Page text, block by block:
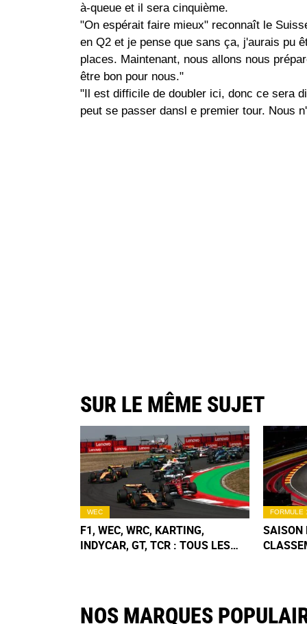
à-queue et il sera cinquième.
"On espérait faire mieux" reconnaît le
en Q2 et je pense que sans ça, j'aurais pu
places. Maintenant, nous allons nous
être bon pour nous."
"Il est difficile de doubler ici, donc ce sera
peut se passer dansl e premier tour. Nous
SUR LE MÊME SUJET
WEC
F1, WEC, WRC, KARTING,
INDYCAR, GT, TCR : TOUS LES
FORMULE
SAISON
NOS MARQUES